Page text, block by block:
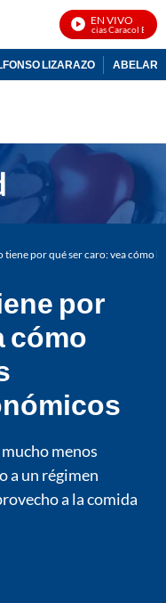
EN VIVO
Noticias Caracol En Vivo
LIZARAZO
tiene por qué ser caro: vea cómo
por
cómo
menos
a un régimen
a la comida